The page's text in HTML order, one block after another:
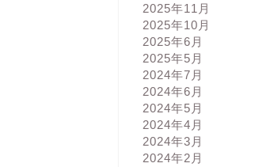
2025年11月
2025年10月
2025年6月
2025年5月
2024年7月
2024年6月
2024年5月
2024年4月
2024年3月
2024年2月